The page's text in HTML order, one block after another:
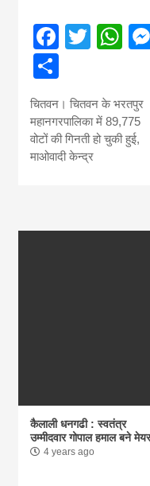
चितवन। चितवन के भरतपुर
महानगरपालिका में 89,775
वोटों की गिनती हो चुकी हुई,
माओवादी केन्द्र
कैलाली धनगढी : स्वतंत्र
उम्मीदवार गोपाल हमाल बने
4 years ago